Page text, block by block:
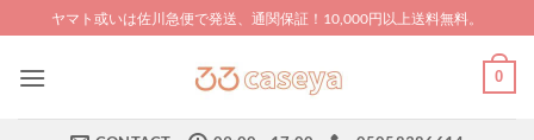
to
content
ヤマト或いは佐川急便で発送、通関保証！10,000円以上送料無料。
0